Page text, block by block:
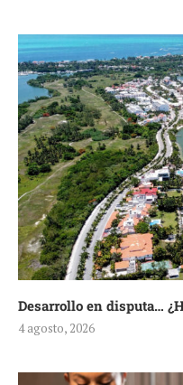
Desarrollo en disputa…
4 agosto, 2026